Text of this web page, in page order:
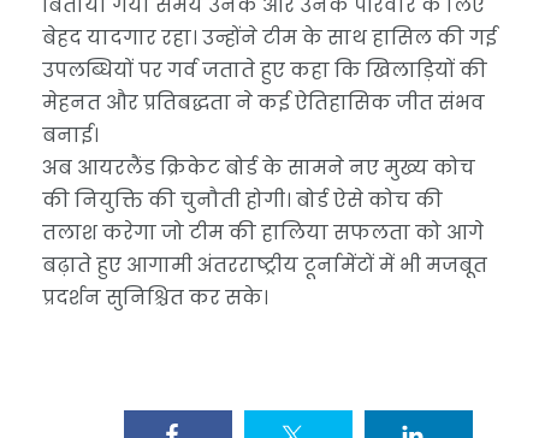
बेहद यादगार रहा। उन्होंने टीम के साथ हासिल की गई
उपलब्धियों पर गर्व जताते हुए कहा कि खिलाड़ियों की
मेहनत और प्रतिबद्धता ने कई ऐतिहासिक जीत संभव
बनाई।
अब आयरलैंड क्रिकेट बोर्ड के सामने नए मुख्य कोच
की नियुक्ति की चुनौती होगी। बोर्ड ऐसे कोच की
तलाश करेगा जो टीम की हालिया सफलता को आगे
बढ़ाते हुए आगामी अंतरराष्ट्रीय टूर्नामेंटों में भी मजबूत
प्रदर्शन सुनिश्चित कर सके।